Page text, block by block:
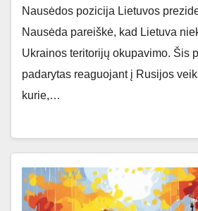
Nausėdos pozicija Lietuvos
Nausėda pareiškė, kad Lietuva
Ukrainos teritorijų okupavimo. Šis
padarytas reaguojant į Rusijos
kurie,…